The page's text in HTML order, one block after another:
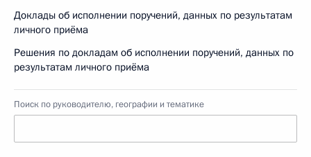
Доклады об исполнении поручений, данных по результатам
личного приёма
Решения по докладам об исполнении поручений, данных по
результатам личного приёма
Поиск по руководителю, географии и тематике